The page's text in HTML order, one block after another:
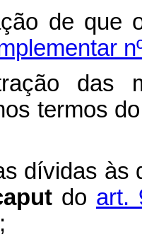
de que
das
termos
dívidas às
do art.